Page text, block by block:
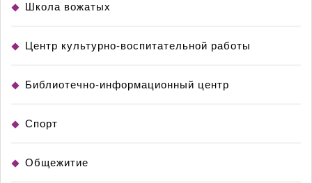
Школа вожатых
Центр культурно-воспитательной работы
Библиотечно-информационный центр
Спорт
Общежитие